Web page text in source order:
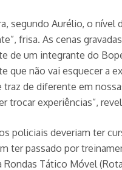
segundo Aurélio, o nível
frisa. As cenas
de um integrante do
que não vai esquecer a
traz de diferente em
trocar experiências”,
policiais deveriam ter
ter passado por
Tático Móvel